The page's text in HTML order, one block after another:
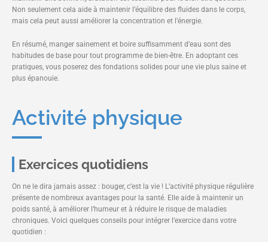
Non seulement cela aide à maintenir l’équilibre des fluides dans le corps,
mais cela peut aussi améliorer la concentration et l’énergie.
En résumé, manger sainement et boire suffisamment d’eau sont des
habitudes de base pour tout programme de bien-être. En adoptant ces
pratiques, vous poserez des fondations solides pour une vie plus saine et
plus épanouie.
Activité physique
Exercices quotidiens
On ne le dira jamais assez : bouger, c’est la vie ! L’activité physique régulière
présente de nombreux avantages pour la santé. Elle aide à maintenir un
poids santé, à améliorer l’humeur et à réduire le risque de maladies
chroniques. Voici quelques conseils pour intégrer l’exercice dans votre
quotidien :